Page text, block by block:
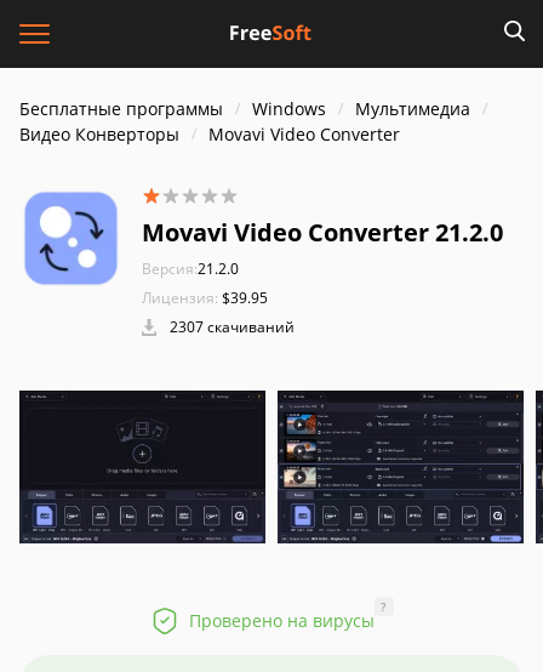
Бесплатные программы Windows
Мультимедиа
Видео Конверторы
Movavi Video Converter
Movavi Video Converter 21.2.0
Версия:21.2.0
Лицензия: $39.95
2307 скачиваний
Проверено на вирусы
?